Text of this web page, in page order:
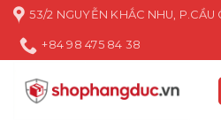
Skip
content
53/2 NGUYỄN KHẮC NHU, P.CẦU
+84 98 475 84 38